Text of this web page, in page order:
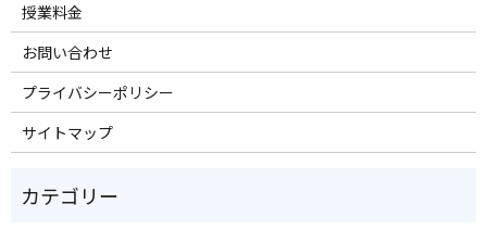
授業料金
お問い合わせ
プライバシーポリシー
サイトマップ